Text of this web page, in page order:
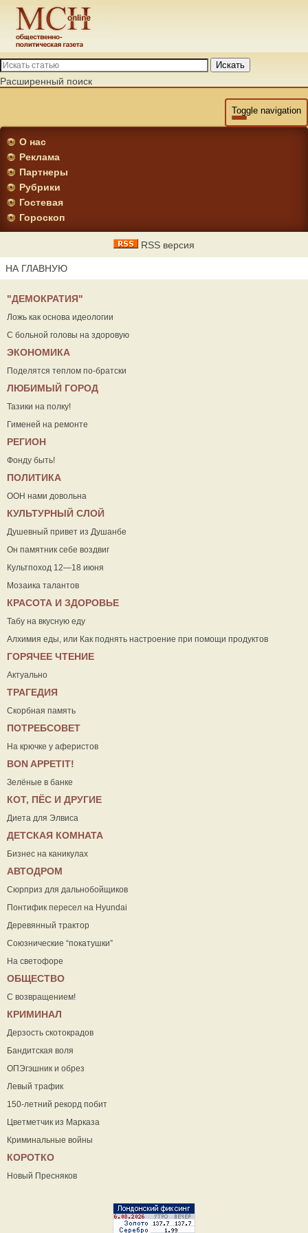
Искать
Расширенный поиск
Toggle navigation
О нас
Реклама
Партнеры
Рубрики
Гостевая
Гороскоп
RSS версия
НА ГЛАВНУЮ
"ДЕМОКРАТИЯ"
Ложь как основа идеологии
С больной головы на здоровую
ЭКОНОМИКА
Поделятся теплом по-братски
ЛЮБИМЫЙ ГОРОД
Тазики на полку!
Гименей на ремонте
РЕГИОН
Фонду быть!
ПОЛИТИКА
ООН нами довольна
КУЛЬТУРНЫЙ СЛОЙ
Душевный привет из Душанбе
Он памятник себе воздвиг
Культпоход 12—18 июня
Мозаика талантов
КРАСОТА И ЗДОРОВЬЕ
Табу на вкусную еду
Алхимия еды, или Как поднять настроение при помощи продуктов
ГОРЯЧЕЕ ЧТЕНИЕ
Актуально
ТРАГЕДИЯ
Скорбная память
ПОТРЕБСОВЕТ
На крючке у аферистов
ВON APPETIT!
Зелёные в банке
КОТ, ПЁС И ДРУГИЕ
Диета для Элвиса
ДЕТСКАЯ КОМНАТА
Бизнес на каникулах
АВТОДРОМ
Сюрприз для дальнобойщиков
Понтифик пересел на Hyundai
Деревянный трактор
Союзнические “покатушки”
На светофоре
ОБЩЕСТВО
С возвращением!
КРИМИНАЛ
Дерзость скотокрадов
Бандитская воля
ОПЭгэшник и обрез
Левый трафик
150-летний рекорд побит
Цветметчик из Марказа
Криминальные войны
КОРОТКО
Новый Пресняков